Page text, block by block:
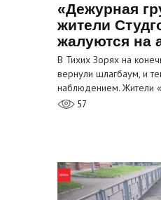
«Дежурная
жители
жалуются на
В Тихих Зорях на
вернули шлагбаум, и
наблюдением. Жители
57